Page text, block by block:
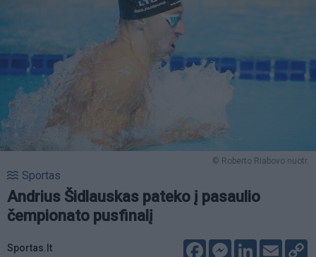
© Roberto Riabovo nuotr.
Sportas
Andrius Šidlauskas pateko į pasaulio
čempionato pusfinalį
Sportas.lt
FacebookMessenger
LinkedIn
Email